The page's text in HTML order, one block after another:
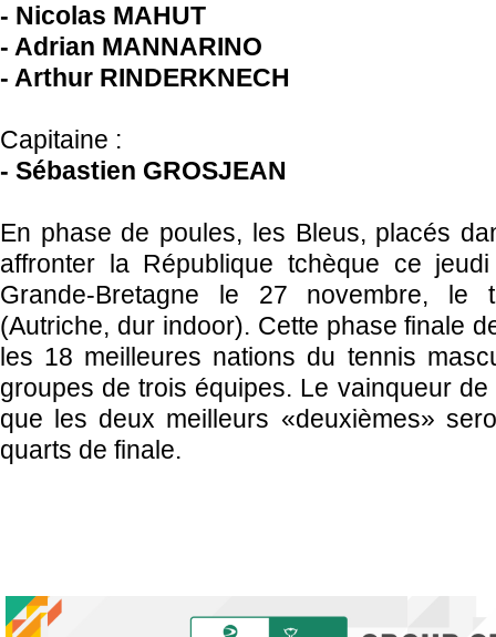
- Nicolas MAHUT
- Adrian MANNARINO
- Arthur RINDERKNECH
Capitaine :
- Sébastien GROSJEAN
En phase de poules, les Bleus, placés
affronter la République tchèque ce
Grande-Bretagne le 27 novembre,
(Autriche, dur indoor). Cette phase finale
les 18 meilleures nations du tennis
groupes de trois équipes. Le vainqueur
que les deux meilleurs «deuxièmes»
quarts de finale.